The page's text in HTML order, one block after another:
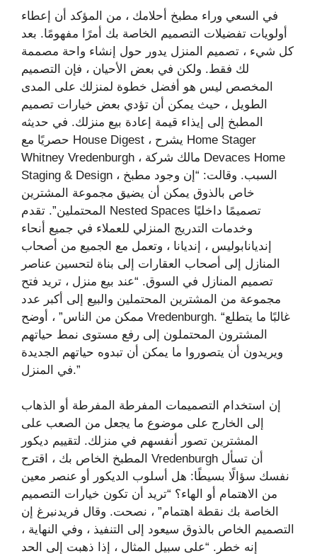
في السعي وراء مطبخ أحلامك ، من المؤكد أن إعطاء
أولويات تفضيلات التصميم الخاصة بك أمرًا مفهومًا. بعد
كل شيء ، تصميم المنزل يدور حول إنشاء واحة مصممة
لك فقط. ولكن في بعض الأحيان ، فإن التصميم
المخصص ليس هو أفضل خطوة لمنزلك على المدى
الطويل ، حيث يمكن أن تؤدي بعض خيارات تصميم
المطبخ إلى إيذاء قيمة إعادة بيع منزلك. في حديثه
حصريًا مع House Digest ، يشرح Home Stager
Whitney Vredenburgh ، مالك شركة Devaces Home
Staging & Design ، السبب. وقالت: “إن وجود مطبخ
خاص بالذوق يمكن أن يضيق مجموعة المشترين
المحتملين”. تقدم Nested Spaces تصميمًا داخليًا
وخدمات التدريج المنزلي للعملاء في جميع أنحاء
إنديانابوليس ، إنديانا ، وتعمل مع الجميع من أصحاب
المنازل إلى أصحاب العقارات إلى بناة لتحسين عناصر
تصميم المنازل في السوق. “عند بيع منزل ، تريد فتح
مجموعة من المشترين المحتملين والبيع إلى أكبر عدد
ممكن من الناس” ، أوضح Vredenburgh. “غالبًا ما يتطلع
المشترون المحتملون إلى رفع مستوى نمط حياتهم
ويريدون أن يتصوروا ما يمكن أن تبدوه حياتهم الجديدة
في المنزل.”
إن استخدام التصميمات المفرطة المفرطة أو الذهاب
إلى الخارج على موضوع ما يجعل من الصعب على
المشترين تصور أنفسهم في منزلك. لتقييم ديكور
المطبخ الخاص بك ، اقترح Vredenburgh أن تسأل
نفسك سؤالًا بسيطًا: هل أسلوب الديكور أو عنصر معين
من الاهتمام أو الهاء؟ “تريد أن تكون خيارات التصميم
الخاصة بك نقطة اهتمام” ، نصحت. وقال فريدنبرغ إن
التصميم الخاص بالذوق سيعود إلى التنفيذ ، وفي النهاية ،
إنه خطر. “على سبيل المثال ، إذا ذهبت إلى الحد